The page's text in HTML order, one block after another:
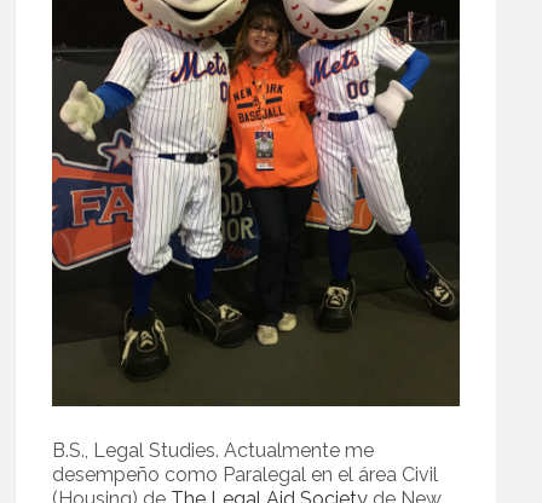
B.S., Legal Studies. Actualmente me
desempeño como Paralegal en el área Civil